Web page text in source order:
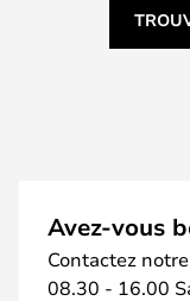
Avez-vous
Contactez
08.30 - 16.00